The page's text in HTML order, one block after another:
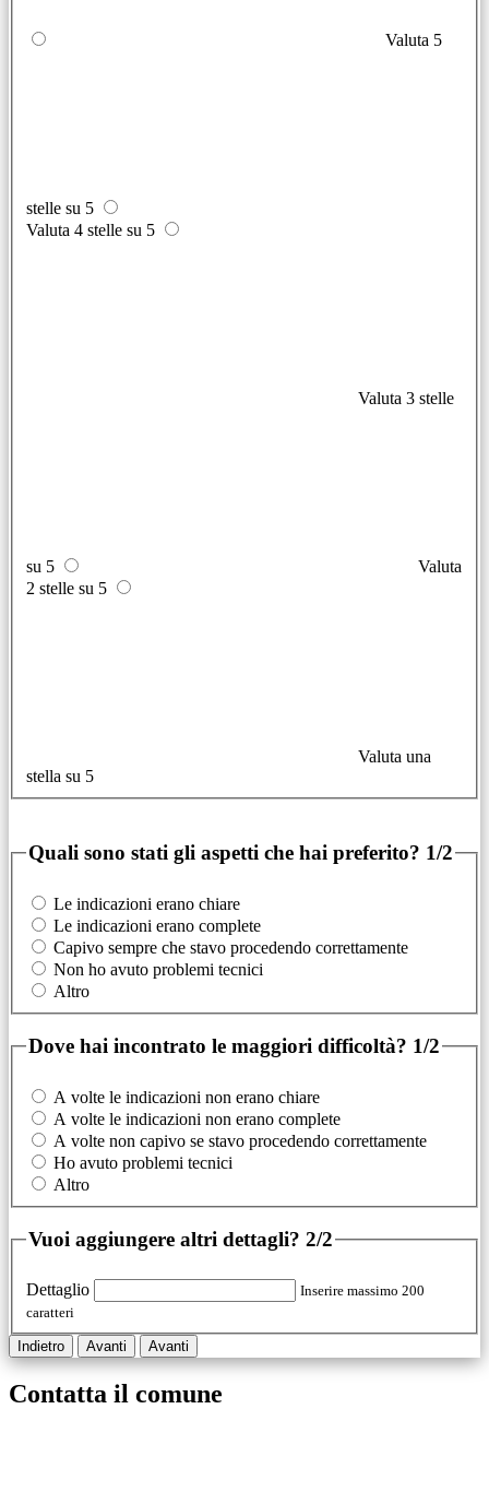
Valuta 5
stelle su 5
Valuta 4 stelle su 5
Valuta 3 stelle
su 5
Valuta
2 stelle su 5
Valuta una
stella su 5
Quali sono stati gli aspetti che hai preferito? 1/2
Le indicazioni erano chiare
Le indicazioni erano complete
Capivo sempre che stavo procedendo correttamente
Non ho avuto problemi tecnici
Altro
Dove hai incontrato le maggiori difficoltà? 1/2
A volte le indicazioni non erano chiare
A volte le indicazioni non erano complete
A volte non capivo se stavo procedendo correttamente
Ho avuto problemi tecnici
Altro
Vuoi aggiungere altri dettagli? 2/2
Dettaglio
Inserire massimo 200
caratteri
Indietro Avanti Avanti
Contatta il comune